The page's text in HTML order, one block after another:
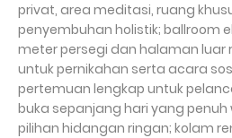
privat, area meditasi, ruang
penyembuhan holistik; ballroom
meter persegi dan halaman luar
untuk pernikahan serta acara
pertemuan lengkap untuk
buka sepanjang hari yang
pilihan hidangan ringan; kolam